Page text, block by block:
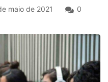
maio de 2021 0